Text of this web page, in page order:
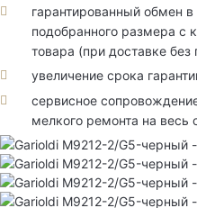
гарантированный обмен
подобранного размера с
товара (при доставке
увеличение срока
сервисное
мелкого ремонта на